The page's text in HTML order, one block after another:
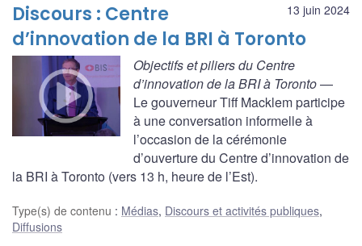
13 juin 2024
Discours : Centre
d’innovation de la BRI à Toronto
Objectifs et piliers du Centre
d’innovation de la BRI à Toronto—
Le gouverneur Tiff Macklem participe
à une conversation informelle à
l’occasion de la cérémonie
d’ouverture du Centre d’innovation de
la BRI à Toronto (vers 13 h, heure de l’Est).
Type(s) de contenu : Médias, Discours et activités publiques,
Diffusions